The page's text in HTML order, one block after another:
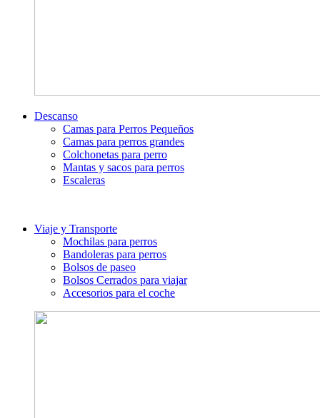
Descanso
Camas para Perros Pequeños
Camas para perros grandes
Colchonetas para perro
Mantas y sacos para perros
Escaleras
Viaje y Transporte
Mochilas para perros
Bandoleras para perros
Bolsos de paseo
Bolsos Cerrados para viajar
Accesorios para el coche